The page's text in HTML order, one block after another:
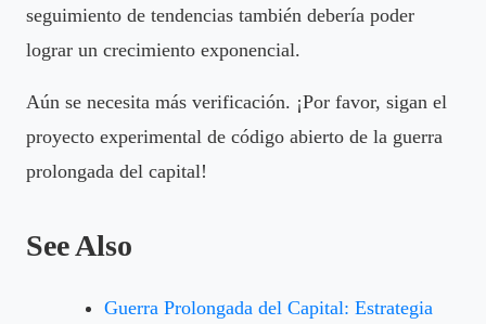
seguimiento de tendencias también debería poder
lograr un crecimiento exponencial.
Aún se necesita más verificación. ¡Por favor, sigan el
proyecto experimental de código abierto de la guerra
prolongada del capital!
See Also
Guerra Prolongada del Capital: Estrategia